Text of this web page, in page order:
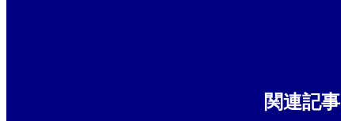
関連記事